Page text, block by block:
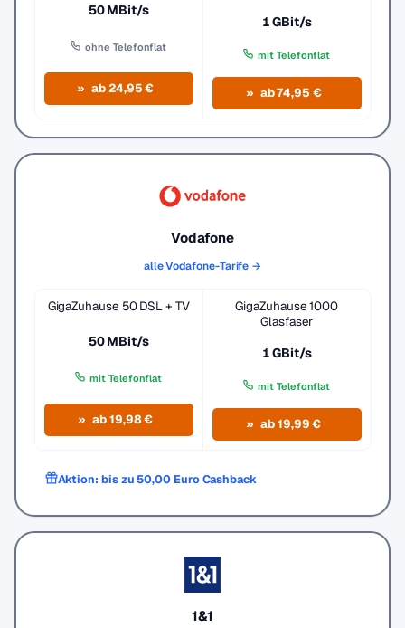
50 MBit/s
ohne Telefonflat
ab 24,95 €
1 GBit/s
mit Telefonflat
ab 74,95 €
Vodafone
alle Vodafone-Tarife →
GigaZuhause 50 DSL + TV
50 MBit/s
mit Telefonflat
ab 19,98 €
GigaZuhause 1000
Glasfaser
1 GBit/s
mit Telefonflat
ab 19,99 €
Aktion: bis zu 50,00 Euro Cashback
1&1